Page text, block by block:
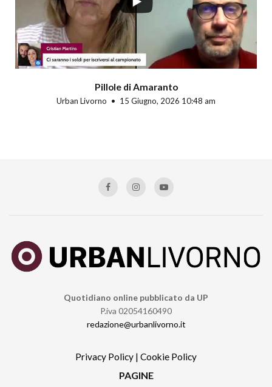
Pillole di Amaranto
Urban Livorno 15 Giugno, 2026 10:48 am
Quotidiano online pubblicato da UP
P.iva 02054160490
redazione@urbanlivorno.it
Privacy Policy | Cookie Policy
PAGINE